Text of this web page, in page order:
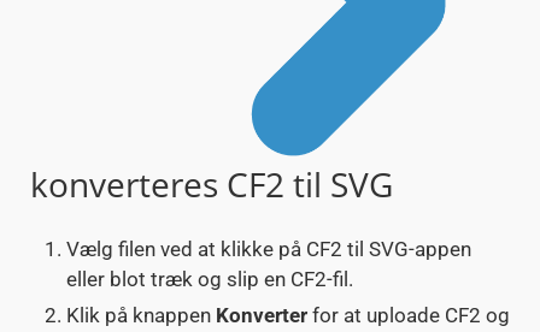
konverteres CF2 til SVG
Vælg filen ved at klikke på CF2 til SVG-appen
eller blot træk og slip en CF2-fil.
Klik på knappen Konverter for at uploade CF2 og